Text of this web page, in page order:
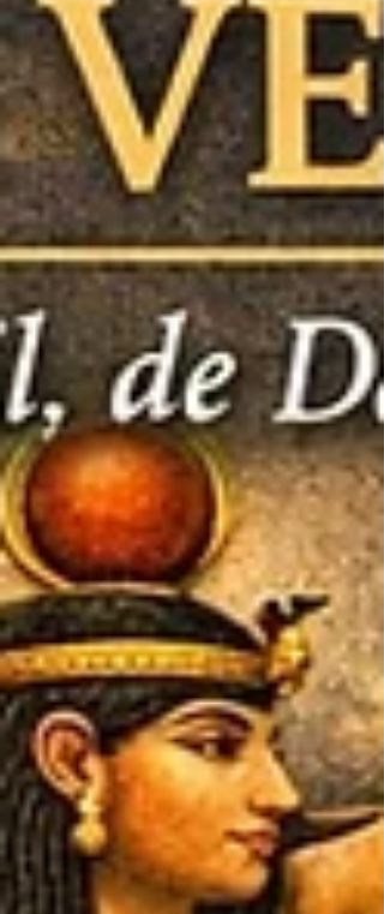
diagnostische handboek ter wereld heet in
het Sumerisch SA.GIG. Veer